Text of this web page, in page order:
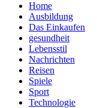
Home
Ausbildung
Das Einkaufen
gesundheit
Lebensstil
Nachrichten
Reisen
Spiele
Sport
Technologie